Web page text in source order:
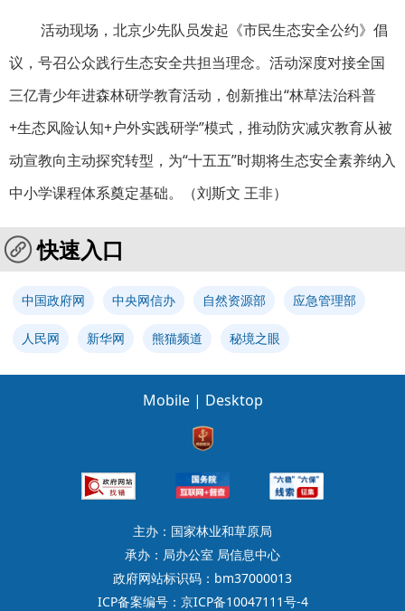
活动现场，北京少先队员发起《市民生态安全公约》倡
议，号召公众践行生态安全共担当理念。活动深度对接全国
三亿青少年进森林研学教育活动，创新推出“林草法治科普
+生态风险认知+户外实践研学”模式，推动防灾减灾教育从被
动宣教向主动探究转型，为“十五五”时期将生态安全素养纳入
中小学课程体系奠定基础。（刘斯文 王非）
快速入口
中国政府网 中央网信办 自然资源部 应急管理部
人民网 新华网 熊猫频道 秘境之眼
Mobile | Desktop
主办：国家林业和草原局
承办：局办公室 局信息中心
政府网站标识码：bm37000013
ICP备案编号：京ICP备10047111号-4